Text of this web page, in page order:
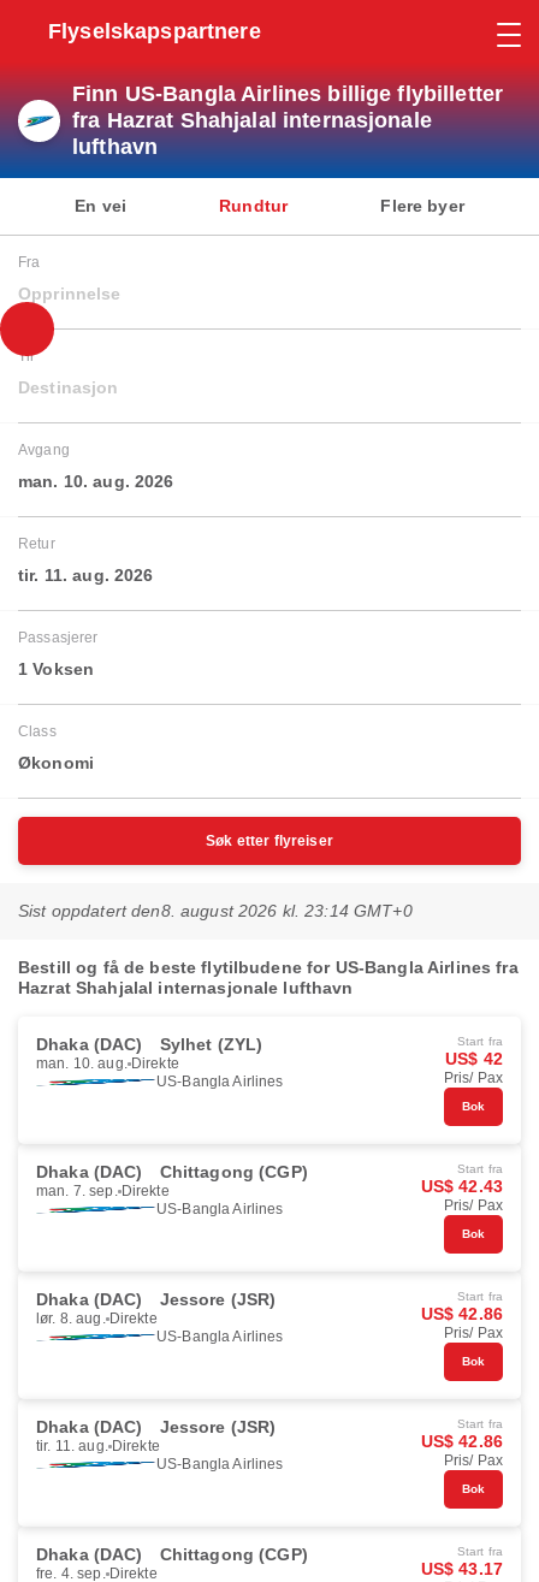
Flyselskapspartnere
Finn US-Bangla Airlines billige flybilletter
fra Hazrat Shahjalal internasjonale
lufthavn
En vei Rundtur Flere byer
Fra
Opprinnelse
Til
Destinasjon
Avgang
man. 10. aug. 2026
Retur
tir. 11. aug. 2026
Passasjerer
1 Voksen
Class
Økonomi
Søk etter flyreiser
Sist oppdatert den8. august 2026 kl. 23:14 GMT+0
Bestill og få de beste flytilbudene for US-Bangla Airlines fra
Hazrat Shahjalal internasjonale lufthavn
Dhaka (DAC) Sylhet (ZYL)
man. 10. aug. Direkte
US-Bangla Airlines
Start fra
US$ 42
Pris/ Pax
Bok
Dhaka (DAC) Chittagong (CGP)
man. 7. sep. Direkte
US-Bangla Airlines
Start fra
US$ 42.43
Pris/ Pax
Bok
Dhaka (DAC) Jessore (JSR)
lør. 8. aug. Direkte
US-Bangla Airlines
Start fra
US$ 42.86
Pris/ Pax
Bok
Dhaka (DAC) Jessore (JSR)
tir. 11. aug. Direkte
US-Bangla Airlines
Start fra
US$ 42.86
Pris/ Pax
Bok
Dhaka (DAC) Chittagong (CGP)
fre. 4. sep. Direkte
Start fra
US$ 43.17